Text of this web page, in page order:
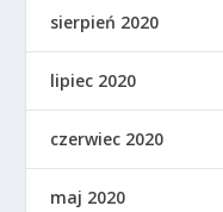
sierpień 2020
lipiec 2020
czerwiec 2020
maj 2020